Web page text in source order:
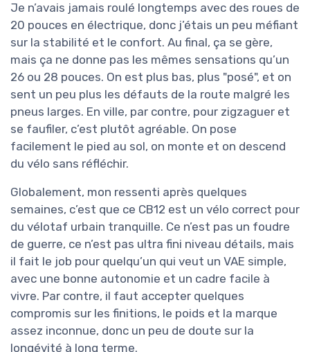
Je n’avais jamais roulé longtemps avec des roues de
20 pouces en électrique, donc j’étais un peu méfiant
sur la stabilité et le confort. Au final, ça se gère,
mais ça ne donne pas les mêmes sensations qu’un
26 ou 28 pouces. On est plus bas, plus "posé", et on
sent un peu plus les défauts de la route malgré les
pneus larges. En ville, par contre, pour zigzaguer et
se faufiler, c’est plutôt agréable. On pose
facilement le pied au sol, on monte et on descend
du vélo sans réfléchir.
Globalement, mon ressenti après quelques
semaines, c’est que ce CB12 est un vélo correct pour
du vélotaf urbain tranquille. Ce n’est pas un foudre
de guerre, ce n’est pas ultra fini niveau détails, mais
il fait le job pour quelqu’un qui veut un VAE simple,
avec une bonne autonomie et un cadre facile à
vivre. Par contre, il faut accepter quelques
compromis sur les finitions, le poids et la marque
assez inconnue, donc un peu de doute sur la
longévité à long terme.